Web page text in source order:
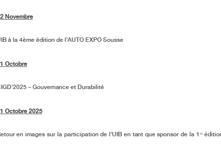
Novembre
à la 4ème édition de l’AUTO EXPO Sousse
Octobre
– Gouvernance et Durabilité
Octobre 2025
en images sur la participation de l’UIB en tant que sponsor de la 1ʳᵉ